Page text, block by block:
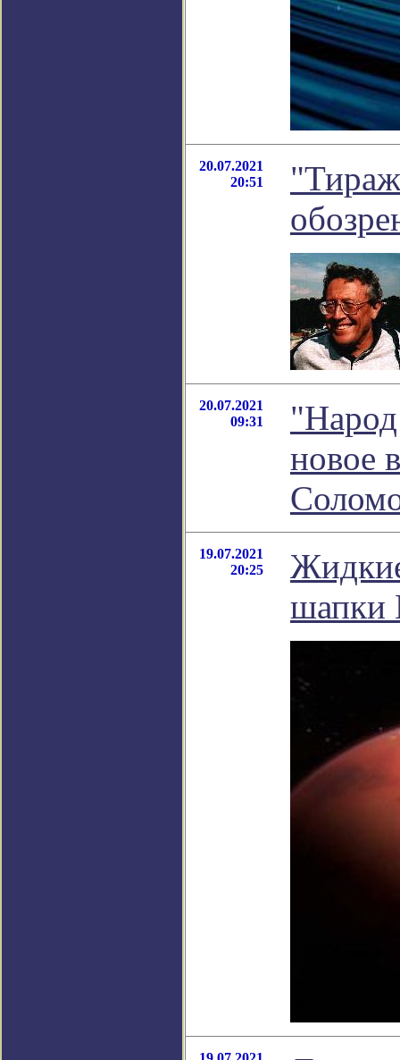
20.07.2021
20:51
20.07.2021
09:31
новое
19.07.2021
20:25
шапки